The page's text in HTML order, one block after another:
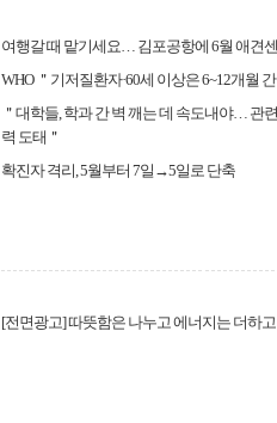
여행갈 때 맡기세요… 김포공항에 6월 애견
WHO ＂기저질환자·60세 이상은 6~12개월
＂대학들, 학과 간 벽 깨는 데 속도내야… 관
력 도태＂
확진자 격리, 5월부터 7일→5일로 단축
[전면광고] 따뜻함은 나누고 에너지는 더하고